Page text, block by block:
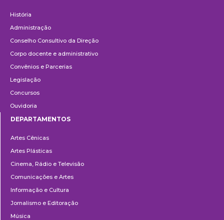
História
Administração
Conselho Consultivo da Direção
Corpo docente e administrativo
Convênios e Parcerias
Legislação
Concursos
Ouvidoria
DEPARTAMENTOS
Artes Cênicas
Artes Plásticas
Cinema, Rádio e Televisão
Comunicações e Artes
Informação e Cultura
Jornalismo e Editoração
Música